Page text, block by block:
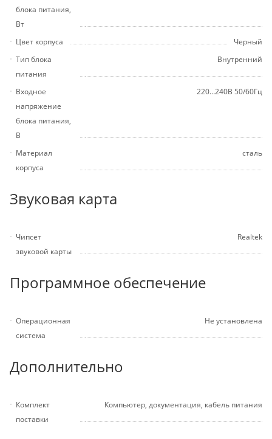
блока питания,
Вт
Цвет корпуса
Черный
Тип блока
питания
Внутренний
Входное
напряжение
блока питания,
В
220…240В 50/60Гц
Материал
корпуса
сталь
Звуковая карта
Чипсет
звуковой карты
Realtek
Программное обеспечение
Операционная
система
Не установлена
Дополнительно
Комплект
поставки
Компьютер, документация, кабель питания